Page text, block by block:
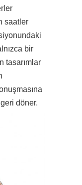
saatler
bir
tasarımlar
döner.